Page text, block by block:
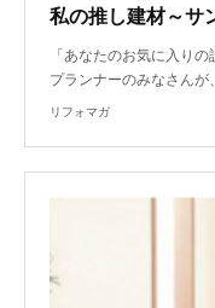
「あなたのお気に入り
プランナーのみなさん
リフォマガ